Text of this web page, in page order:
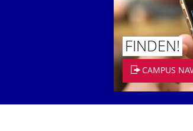
FINDEN!
CAMPUS